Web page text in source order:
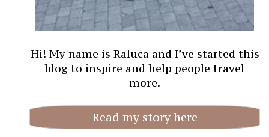
Hi! My name is Raluca and I’ve started this
blog to inspire and help people travel
more.
Read my story here